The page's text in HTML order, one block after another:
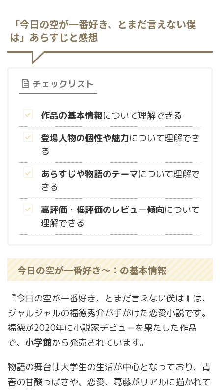
「今日の空が一番好き、とまだ言えない僕
は」あらすじと感想
チェックリスト
作品の基本情報について理解できる
登場人物の個性や魅力について理解でき
る
あらすじや物語のテーマについて理解で
きる
高評価・低評価のレビュー傾向について
理解できる
今日の空が一番好き～：の基本情報
『今日の空が一番好き、とまだ言えない僕は』は、
ジャルジャルの福徳秀介が手がけた恋愛小説です。
福徳が2020年に小説家デビューを果たした作品
で、 小学館から発売されています。
物語の舞台は大学生の生活が中心となっており、青
春の甘酸っぱさや、恋愛、葛藤がリアルに描かれて